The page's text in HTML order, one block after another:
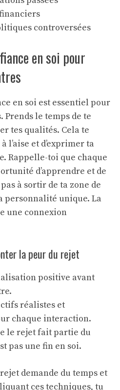
controversées
en soi pour
en soi est essentiel pour
Prends le temps de te
tes qualités. Cela te
l’aise et d’exprimer ta
Rappelle-toi que chaque
d’apprendre et de
à sortir de ta zone de
personnalité unique. La
une connexion
la peur du rejet
positive avant
réalistes et
chaque interaction.
le rejet fait partie du
pas une fin en soi.
demande du temps et
ces techniques, tu